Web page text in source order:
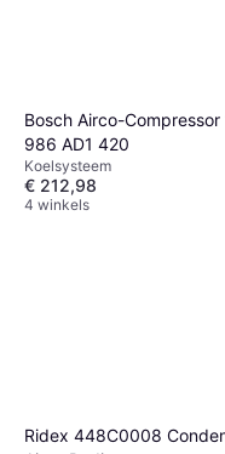
Bosch Airco-Compressor
986 AD1 420
Koelsysteem
€ 212,98
4 winkels
Ridex 448C0008